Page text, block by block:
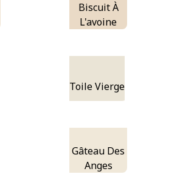
Biscuit À
L'avoine
Toile Vierge
Gâteau Des
Anges